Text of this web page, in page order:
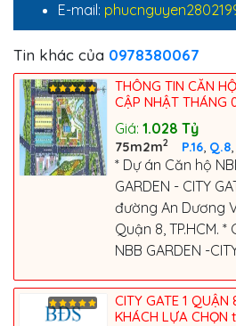
E-mail:
Tin khác của 0978380067
THÔNG TIN CĂN
CẬP NHẬT THÁNG
Giá: 1.028 Tỷ
75m2m2 P.16 Q.8
* Dự án Căn hộ
GARDEN - CITY
đường An Dương
Quận 8, TP.HCM. *
NBB GARDEN -
CITY GATE 1 QUẬN
KHÁCH LỰA